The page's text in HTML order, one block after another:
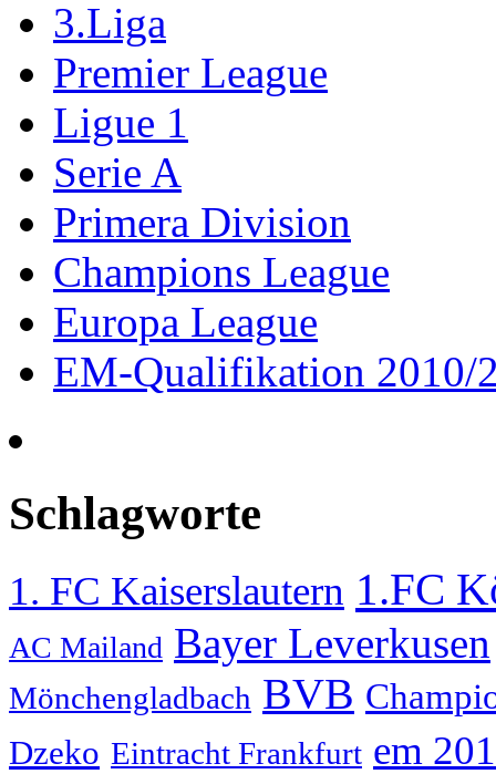
3.Liga
Premier League
Ligue 1
Serie A
Primera Division
Champions League
Europa League
EM-Qualifikation 2010/
Schlagworte
1. FC Kaiserslautern 1.FC
AC Mailand Bayer Leverkusen
Mönchengladbach BVB
Dzeko Eintracht Frankfurt em